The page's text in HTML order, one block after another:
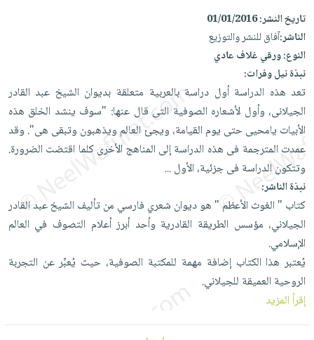
على
Android
تحميل
iKitab
على
Apple
masmu3
على
Apple
جوائز
العناية
الشخصية
العناية
وتصفيف
الشعر
العناية
بالجسم
العناية
بالأسنان
الحمية
والتغذية
والسفرة
جديد
الكل
أواني
الطهي
أدوات
الخبز
أدوات
المائدة
الأوعية
والتخزين
أدوات
المطبخ
متجر
الهدايا
أقسام
الأكثر
مبيعاً
العودة
للمدارس
اكسسوارات
كتب
اكسسوارات
منزلية
اكسسوارات
شحن
مجاني
بنود
مختارة
اشتراكات
كل
الاشتراكات
صندوق
القراءة
بحث
متقدم
تاريخ النشر:01/01/2016
الناشر:آفاق للنشر والتوزيع
النوع:ورقي غلاف عادي
نبذة نيل وفرات:
تعد هذه الدراسة أول دراسة بالعربية متعلقة بديوان الشيخ عبد القادر
الجيلانى، وأول لأشعاره الصوفية التى قال عنها: "سوف ينشد الخلق هذه
الأبيات يامحيى حتى يوم القيامة، ويجئ العالم ويذهبون وتبقى هى". وقد
عمدت المترجمة فى هذه الدراسة إلى المناهج الأخرى كلما اقتضت الضرورة.
وتتكون الدراسة فى جزئية، الأول...
نبذة الناشر:
كتاب " الغوث الأعظم " هو ديوان شعري فارسي من تأليف الشيخ عبد القادر
الجيلاني، مؤسس الطريقة القادرية وأحد أبرز أعلام التصوف في العالم
الإسلامي.
يُعتبر هذا الكتاب إضافة مهمة للمكتبة الصوفية، حيث يُعبِّر عن التجربة
الروحية العميقة للجيلاني.
إقرأ المزيد